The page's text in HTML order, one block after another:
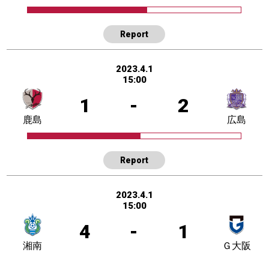
Report
2023.4.1
15:00
1 - 2
鹿島 広島
Report
2023.4.1
15:00
4 - 1
湘南 Ｇ大阪